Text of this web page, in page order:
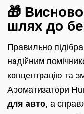
🎁
шлях до
Правильно
надійним
концентрацію та
Ароматизатори
для авто, а